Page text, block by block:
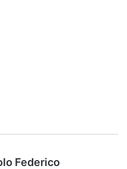
Federico